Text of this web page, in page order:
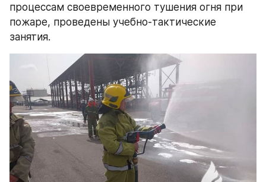
процессам своевременного тушения огня при
пожаре, проведены учебно-тактические
занятия.